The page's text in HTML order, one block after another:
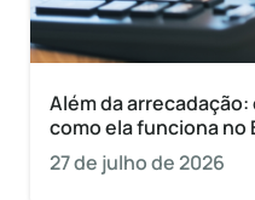
Além da
como ela funciona no
27 de julho de 2026